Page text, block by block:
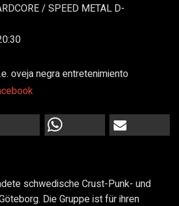
/ SPEED METAL D-
oveja negra entretenimiento
schwedische Crust-Punk- und
Die Gruppe ist für ihren